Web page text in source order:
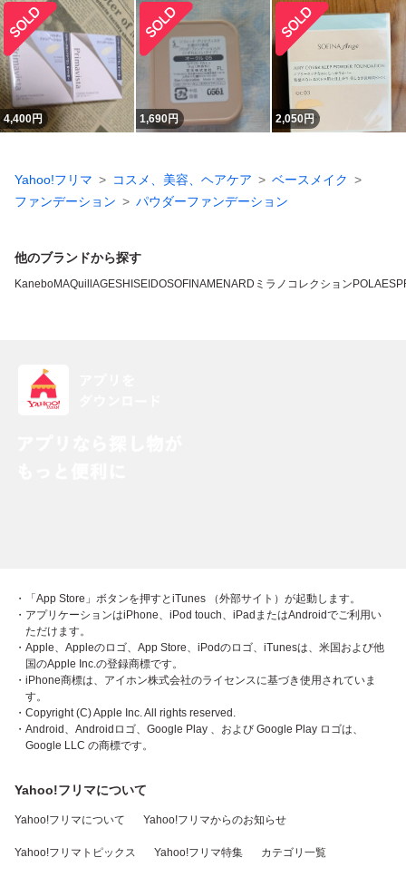
4,400円 1,690円 2,050円
Yahoo!フリマ コスメ、美容、ヘアケア
ベースメイク
ファンデーション
パウダーファンデーション
他のブランドから探す
KaneboMAQuillAGESHISEIDOSOFINAMENARD ミラノコレクション POLA
・「App Store」ボタンを押すとiTunes （外部サイト）が起動します。
・アプリケーションはiPhone、iPod touch、iPadまたはAndroidでご利用い
ただけます。
・Apple、Appleのロゴ、App Store、iPodのロゴ、iTunesは、米国および他
国のApple Inc.の登録商標です。
・iPhone商標は、アイホン株式会社のライセンスに基づき使用されていま
す。
・Copyright (C) Apple Inc. All rights reserved.
・Android、Androidロゴ、Google Play 、および Google Play ロゴは、
Google LLC の商標です。
Yahoo!フリマについて
Yahoo!フリマについて Yahoo!フリマからのお知らせ
Yahoo!フリマトピックス Yahoo!フリマ特集 カテゴリ一覧